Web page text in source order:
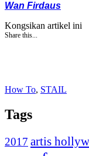
Wan Firdaus
Kongsikan artikel ini
Share this...
How To, STAIL
Tags
2017 artis